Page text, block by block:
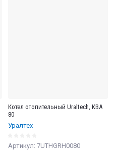
Котел отопительный Uraltech, КВА
80
Уралтех
Артикул: 7UTHGRH0080